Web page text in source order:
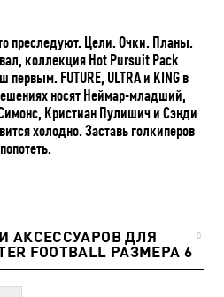
преследуют. Цели. Очки. Планы.
коллекция Hot Pursuit Pack
первым. FUTURE, ULTRA и KING в
носят Неймар-младший,
Кристиан Пулишич и Сэнди
холодно. Заставь голкиперов
попотеть.
АКСЕССУАРОВ ДЛЯ
FOOTBALL РАЗМЕРА 6
0